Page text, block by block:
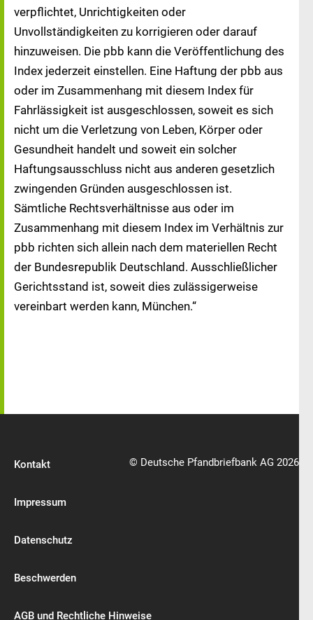
verpflichtet, Unrichtigkeiten oder
Unvollständigkeiten zu korrigieren oder darauf
hinzuweisen. Die pbb kann die Veröffentlichung des
Index jederzeit einstellen. Eine Haftung der pbb aus
oder im Zusammenhang mit diesem Index für
Fahrlässigkeit ist ausgeschlossen, soweit es sich
nicht um die Verletzung von Leben, Körper oder
Gesundheit handelt und soweit ein solcher
Haftungsausschluss nicht aus anderen gesetzlich
zwingenden Gründen ausgeschlossen ist.
Sämtliche Rechtsverhältnisse aus oder im
Zusammenhang mit diesem Index im Verhältnis zur
pbb richten sich allein nach dem materiellen Recht
der Bundesrepublik Deutschland. Ausschließlicher
Gerichtsstand ist, soweit dies zulässigerweise
vereinbart werden kann, München.“
Kontakt
Impressum
Datenschutz
Beschwerden
AGB und Rechtliche Hinweise
© Deutsche Pfandbriefbank AG 2026